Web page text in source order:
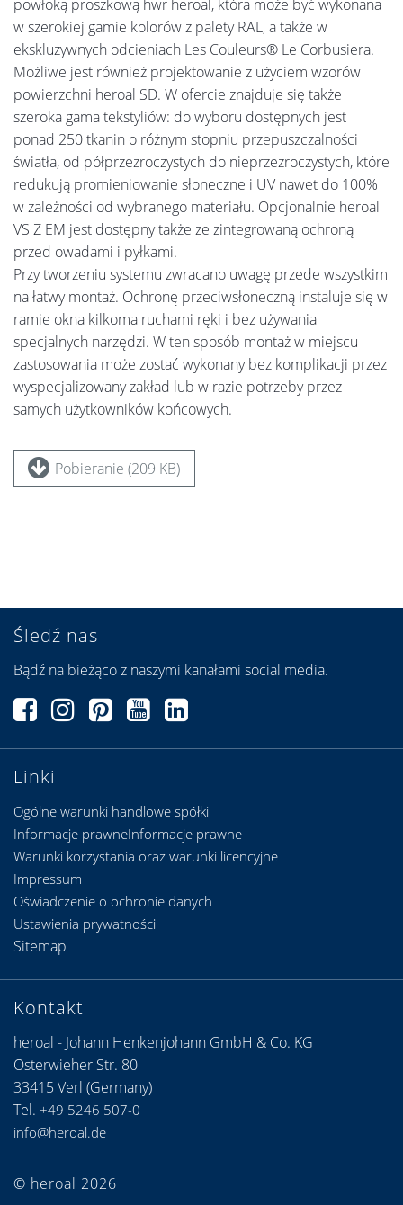
powłoką proszkową hwr heroal, która może być wykonana
w szerokiej gamie kolorów z palety RAL, a także w
ekskluzywnych odcieniach Les Couleurs® Le Corbusiera.
Możliwe jest również projektowanie z użyciem wzorów
powierzchni heroal SD. W ofercie znajduje się także
szeroka gama tekstyliów: do wyboru dostępnych jest
ponad 250 tkanin o różnym stopniu przepuszczalności
światła, od półprzezroczystych do nieprzezroczystych, które
redukują promieniowanie słoneczne i UV nawet do 100%
w zależności od wybranego materiału. Opcjonalnie heroal
VS Z EM jest dostępny także ze zintegrowaną ochroną
przed owadami i pyłkami.
Przy tworzeniu systemu zwracano uwagę przede wszystkim
na łatwy montaż. Ochronę przeciwsłoneczną instaluje się w
ramie okna kilkoma ruchami ręki i bez używania
specjalnych narzędzi. W ten sposób montaż w miejscu
zastosowania może zostać wykonany bez komplikacji przez
wyspecjalizowany zakład lub w razie potrzeby przez
samych użytkowników końcowych.
Pobieranie (209 KB)
Linki
Ogólne warunki handlowe spółki
Informacje prawneInformacje prawne
Warunki korzystania oraz warunki licencyjne
Śledź nas
Bądź na bieżąco z naszymi kanałami social media.
Kontakt
heroal - Johann Henkenjohann GmbH & Co. KG
Österwieher Str. 80
33415 Verl (Germany)
Tel. +49 5246 507-0
info@heroal.de
Impressum
Oświadczenie o ochronie danych
Ustawienia prywatności
Sitemap
© heroal 2026